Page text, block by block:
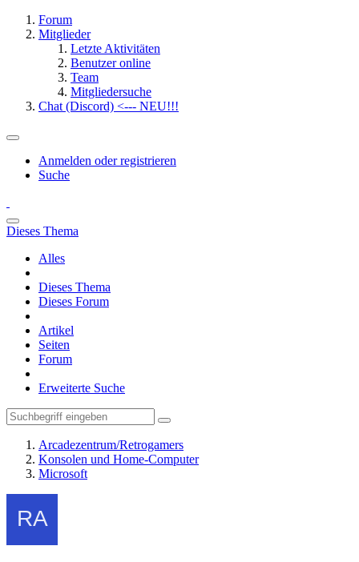
Forum
Mitglieder
Letzte Aktivitäten
Benutzer online
Team
Mitgliedersuche
Chat (Discord) <--- NEU!!!
Anmelden oder registrieren
Suche
Dieses Thema
Alles
Dieses Thema
Dieses Forum
Artikel
Seiten
Forum
Erweiterte Suche
Arcadezentrum/Retrogamers
Konsolen und Home-Computer
Microsoft